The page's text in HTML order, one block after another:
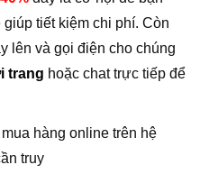
tiết kiệm chi phí. Còn
lên và gọi điện cho chúng
trang hoặc chat trực tiếp để
hàng online trên hệ
truy